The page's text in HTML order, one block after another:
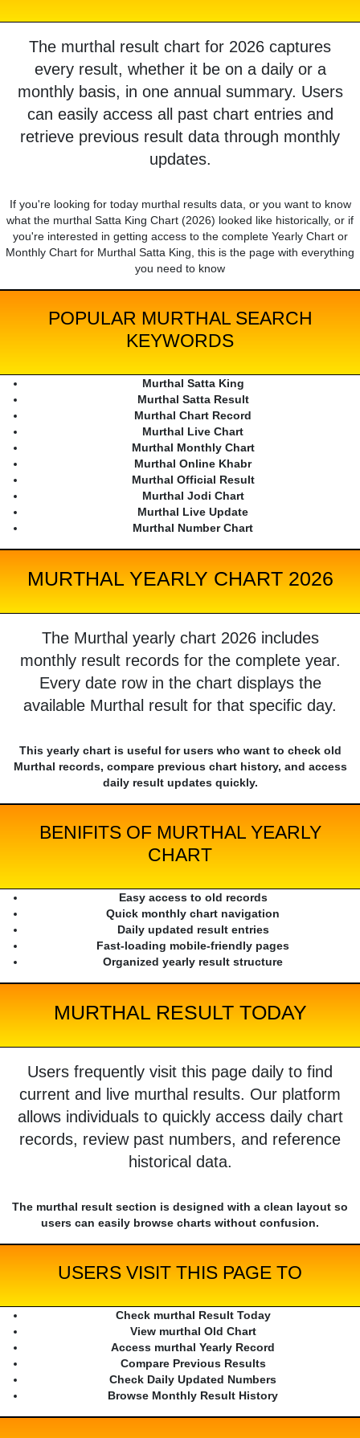
The murthal result chart for 2026 captures
every result, whether it be on a daily or a
monthly basis, in one annual summary. Users
can easily access all past chart entries and
retrieve previous result data through monthly
updates.
If you're looking for today murthal results data, or you want to know
what the murthal Satta King Chart (2026) looked like historically, or if
you're interested in getting access to the complete Yearly Chart or
Monthly Chart for Murthal Satta King, this is the page with everything
you need to know
POPULAR MURTHAL SEARCH
KEYWORDS
Murthal Satta King
Murthal Satta Result
Murthal Chart Record
Murthal Live Chart
Murthal Monthly Chart
Murthal Online Khabr
Murthal Official Result
Murthal Jodi Chart
Murthal Live Update
Murthal Number Chart
MURTHAL YEARLY CHART 2026
The Murthal yearly chart 2026 includes
monthly result records for the complete year.
Every date row in the chart displays the
available Murthal result for that specific day.
This yearly chart is useful for users who want to check old
Murthal records, compare previous chart history, and access
daily result updates quickly.
BENIFITS OF MURTHAL YEARLY
CHART
Easy access to old records
Quick monthly chart navigation
Daily updated result entries
Fast-loading mobile-friendly pages
Organized yearly result structure
MURTHAL RESULT TODAY
Users frequently visit this page daily to find
current and live murthal results. Our platform
allows individuals to quickly access daily chart
records, review past numbers, and reference
historical data.
The murthal result section is designed with a clean layout so
users can easily browse charts without confusion.
USERS VISIT THIS PAGE TO
Check murthal Result Today
View murthal Old Chart
Access murthal Yearly Record
Compare Previous Results
Check Daily Updated Numbers
Browse Monthly Result History